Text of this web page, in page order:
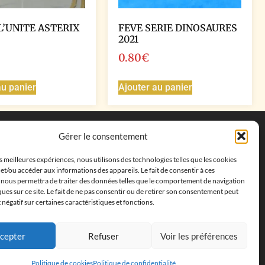
Gérer le consentement
meilleures expériences, nous utilisons des technologies telles que les cookies
ou accéder aux informations des appareils. Le fait de consentir à ces
permettra de traiter des données telles que le comportement de navigation
sur ce site. Le fait de ne pas consentir ou de retirer son consentement peut
sur certaines caractéristiques et fonctions.
Refuser Voir les préférences
Politique de cookiesPolitique de confidentialité
ASTERIX
panier
FEVE SERIE DINOSAURES
2021
0.80€
Ajouter au panier
Coordonnées
cléments, 13500 Martigues, France
Téléphone : ‭+33652313256‬
Email :feves.collecstore@gmail.com